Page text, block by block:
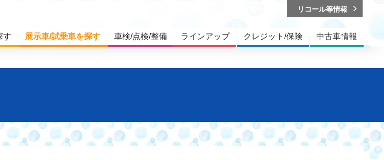
す 展示車/試乗車を探す 車検/点検/整備 ラインアップ クレジット/保険 中古車情報
リコール等情報